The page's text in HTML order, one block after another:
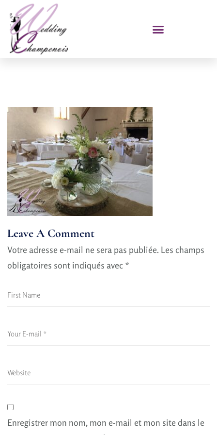
Leave A Comment
Votre adresse e-mail ne sera pas publiée. Les champs
obligatoires sont indiqués avec *
Enregistrer mon nom, mon e-mail et mon site dans le